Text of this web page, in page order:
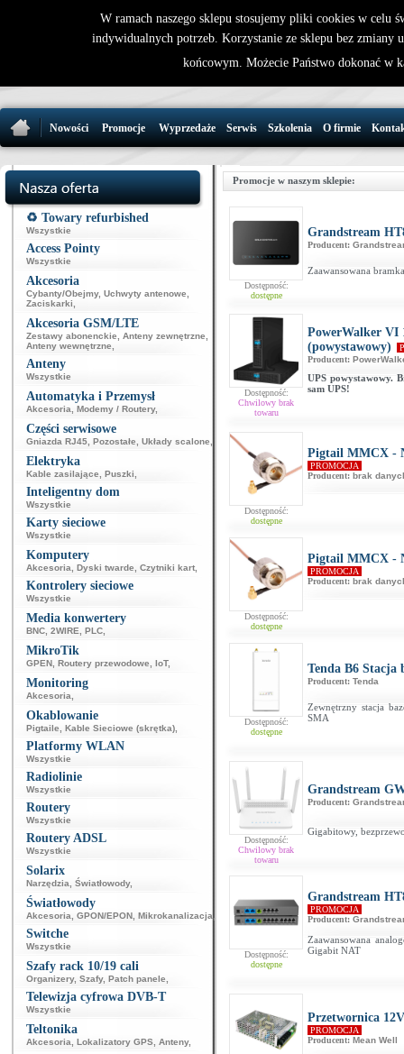
32 721 86
Nowości Promocje Wyprzedaże Serwis Szkolenia O firmie
♻️ Towary refurbished
Wszystkie
Access Pointy
Wszystkie
Akcesoria
Cybanty/Obejmy, Uchwyty antenowe
Zaciskarki
Akcesoria GSM/LTE
Zestawy abonenckie Anteny zewnętrzne
Anteny wewnętrzne
Anteny
Wszystkie
Automatyka i Przemysł
Akcesoria Modemy / Routery,
Części serwisowe
Gniazda RJ45 Pozostałe Układy scalone
Elektryka
Kable zasilające Puszki
Inteligentny dom
Wszystkie
Karty sieciowe
Wszystkie
Komputery
Akcesoria Dyski twarde Czytniki kart
Kontrolery sieciowe
Wszystkie
Media konwertery
BNC 2WIRE PLC
MikroTik
GPEN Routery przewodowe IoT,
Monitoring
Akcesoria
Okablowanie
Pigtaile Kable Sieciowe (skrętka)
Platformy WLAN
Wszystkie
Radiolinie
Wszystkie
Routery
Wszystkie
Routery ADSL
Wszystkie
Solarix
Narzędzia Światłowody,
Światłowody
Akcesoria GPON/EPON Mikrokanalizacja
Switche
Wszystkie
Szafy rack 10/19 cali
Organizery, Szafy, Patch panele
Telewizja cyfrowa DVB-T
Wszystkie
Teltonika
Akcesoria Lokalizatory GPS Anteny,
Promocje w naszym sklepie:
Dostępność:
dostępne
Grandstream
Producent:
Zaawansowana
Dostępność:
Chwilowy brak
towaru
PowerWalker VI
(powystawowy)
Producent:
UPS powystawowy.
sam UPS!
Dostępność:
dostępne
Pigtail MMCX -
PROMOCJA
Producent: brak
Dostępność:
dostępne
Pigtail MMCX -
PROMOCJA
Producent: brak
Dostępność:
dostępne
Tenda B6 Stacja
Producent: Tenda
Zewnętrzny stacja
SMA
Dostępność:
Chwilowy brak
towaru
Grandstream
Producent:
Gigabitowy,
Dostępność:
dostępne
Grandstream
PROMOCJA
Producent:
Zaawansowana
Gigabit NAT
Przetwornica
PROMOCJA
Producent: Mean Well
W ramach naszego sklepu stosujemy pliki cookies w celu
indywidualnych potrzeb. Korzystanie ze sklepu bez zmiany
końcowym. Możecie Państwo dokonać w